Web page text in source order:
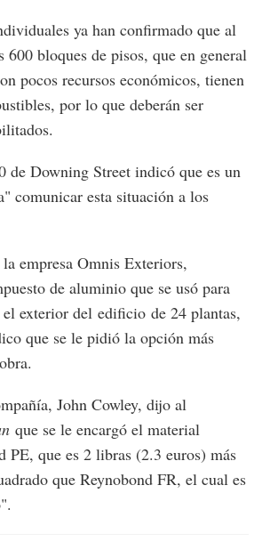
ya han confirmado que al
600 bloques de pisos, que en general
pocos recursos económicos, tienen
por lo que deberán ser
de Downing Street indicó que es un
comunicar esta situación a los
la empresa Omnis Exteriors,
de aluminio que se usó para
exterior del edificio de 24 plantas,
que se le pidió la opción más
John Cowley, dijo al
que se le encargó el material
PE, que es 2 libras (2.3 euros) más
que Reynobond FR, el cual es